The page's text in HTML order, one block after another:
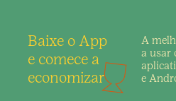
Baixe o App
e comece a
economizar
A
a usar
e